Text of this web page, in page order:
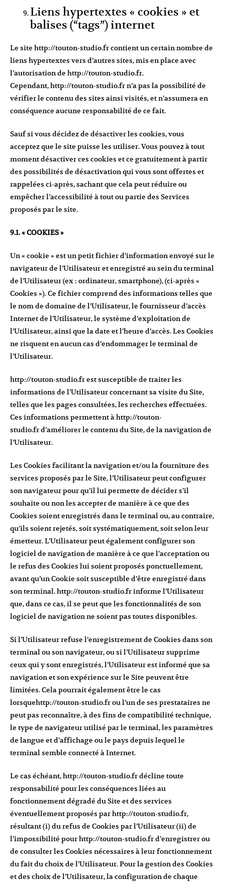
Liens hypertextes « cookies » et
balises (“tags”) internet
Le site http://touton-studio.frcontient un certain nombre de
liens hypertextes vers d’autres sites, mis en place avec
l’autorisation de http://touton-studio.fr.
Cependant,http://touton-studio.frn’a pas la possibilité de
vérifier le contenu des sites ainsi visités, et n’assumera en
conséquence aucune responsabilité de ce fait.
Sauf si vous décidez de désactiver les cookies, vous
acceptez que le site puisse les utiliser. Vous pouvez à tout
moment désactiver ces cookies et ce gratuitement à partir
des possibilités de désactivation qui vous sont offertes et
rappelées ci-après, sachant que cela peut réduire ou
empêcher l’accessibilité à tout ou partie des Services
proposés par le site.
9.1. « COOKIES »
Un « cookie » est un petit fichier d’information envoyé sur le
navigateur de l’Utilisateur et enregistré au sein du terminal
de l’Utilisateur (ex : ordinateur, smartphone), (ci-après «
Cookies »). Ce fichier comprend des informations telles que
le nom de domaine de l’Utilisateur, le fournisseur d’accès
Internet de l’Utilisateur, le système d’exploitation de
l’Utilisateur, ainsi que la date et l’heure d’accès. Les Cookies
ne risquent en aucun cas d’endommager le terminal de
l’Utilisateur.
http://touton-studio.frest susceptible de traiter les
informations de l’Utilisateur concernant sa visite du Site,
telles que les pages consultées, les recherches effectuées.
Ces informations permettent àhttp://touton-
studio.frd’améliorer le contenu du Site, de la navigation de
l’Utilisateur.
Les Cookies facilitant la navigation et/ou la fourniture des
services proposés par le Site, l’Utilisateur peut configurer
son navigateur pour qu’il lui permette de décider s’il
souhaite ou non les accepter de manière à ce que des
Cookies soient enregistrés dans le terminal ou, au contraire,
qu’ils soient rejetés, soit systématiquement, soit selon leur
émetteur. L’Utilisateur peut également configurer son
logiciel de navigation de manière à ce que l’acceptation ou
le refus des Cookies lui soient proposés ponctuellement,
avant qu’un Cookie soit susceptible d’être enregistré dans
son terminal.http://touton-studio.frinforme l’Utilisateur
que, dans ce cas, il se peut que les fonctionnalités de son
logiciel de navigation ne soient pas toutes disponibles.
Si l’Utilisateur refuse l’enregistrement de Cookies dans son
terminal ou son navigateur, ou si l’Utilisateur supprime
ceux qui y sont enregistrés, l’Utilisateur est informé que sa
navigation et son expérience sur le Site peuvent être
limitées. Cela pourrait également être le cas
lorsquehttp://touton-studio.frou l’un de ses prestataires ne
peut pas reconnaître, à des fins de compatibilité technique,
le type de navigateur utilisé par le terminal, les paramètres
de langue et d’affichage ou le pays depuis lequel le
terminal semble connecté à Internet.
Le cas échéant,http://touton-studio.frdécline toute
responsabilité pour les conséquences liées au
fonctionnement dégradé du Site et des services
éventuellement proposés parhttp://touton-studio.fr,
résultant (i) du refus de Cookies par l’Utilisateur (ii) de
l’impossibilité pourhttp://touton-studio.frd’enregistrer ou
de consulter les Cookies nécessaires à leur fonctionnement
du fait du choix de l’Utilisateur. Pour la gestion des Cookies
et des choix de l’Utilisateur, la configuration de chaque